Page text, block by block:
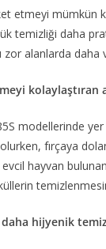
etmeyi mümkün
temizliği daha
zor alanlarda
kolaylaştıran
modellerinde
fırçaya
evcil hayvan
hijyenik